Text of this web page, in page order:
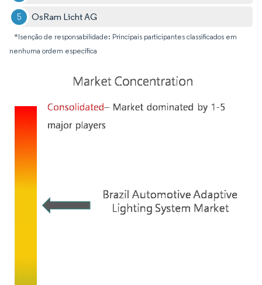
OsRam Licht AG
*Isenção de responsabilidade: Principais participantes classificados em
nenhuma ordem específica